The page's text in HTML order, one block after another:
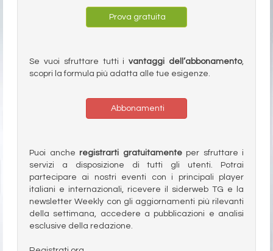
Prova gratuita
Se vuoi sfruttare tutti ivantaggi dell’abbonamento,
scopri la formula più adatta alle tue esigenze.
Abbonamenti
Puoi anche registrarti gratuitamenteper sfruttare i
servizi a disposizione di tutti gli utenti. Potrai
partecipare ai nostri eventi con i principali player
italiani e internazionali, ricevere il siderweb TG e la
newsletter Weekly con gli aggiornamenti più rilevanti
della settimana, accedere a pubblicazioni e analisi
esclusive della redazione.